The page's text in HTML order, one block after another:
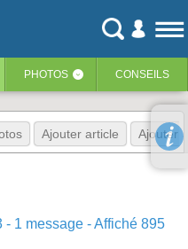
PHOTOS ‹ CONSEILS
Ajouter article Ajouter
1 message - Affiché 895